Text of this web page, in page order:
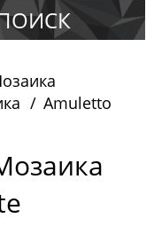
Amuletto